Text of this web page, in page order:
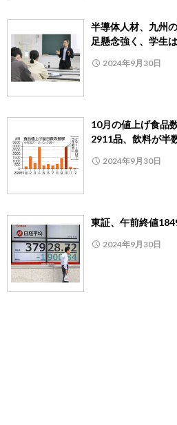
半導体人材、九州
足懸念強く、学生
2024年9月30日
10月の値上げ食品
2911品、飲料が半
2024年9月30日
東証、午前終値
2024年9月30日